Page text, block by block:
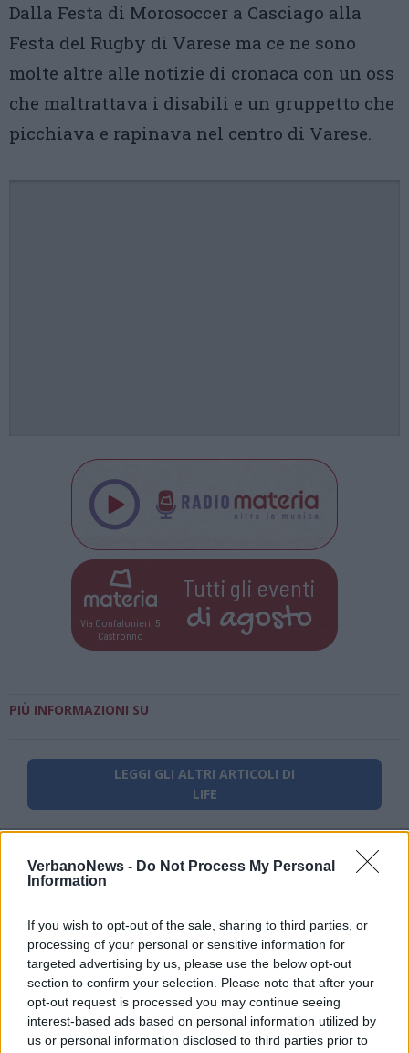
VerbanoNews - Do Not Process My Personal
Information
If you wish to opt-out of the sale, sharing to third parties, or
processing of your personal or sensitive information for
targeted advertising by us, please use the below opt-out
section to confirm your selection. Please note that after your
opt-out request is processed you may continue seeing
interest-based ads based on personal information utilized by
us or personal information disclosed to third parties prior to
Dalla Festa di Morosoccer a Casciago alla
Festa del Rugby di Varese ma ce ne sono
molte altre alle notizie di cronaca con un oss
che maltrattava i disabili e un gruppetto che
picchiava e rapinava nel centro di Varese.
Via Confalonieri, 5
Castronno
Tutti gli eventi
di agosto
PIÙ INFORMAZIONI SU
LEGGI GLI ALTRI ARTICOLI DI
LIFE